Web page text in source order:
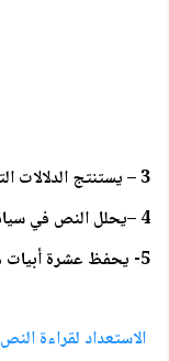
3 – يستنتج الدلالات التعبيرية
4 –يحلل النص في سياقه التاريخي والاجتماعي
5- يحفظ عشرة أبيات من النص
الاستعداد لقراءة النص